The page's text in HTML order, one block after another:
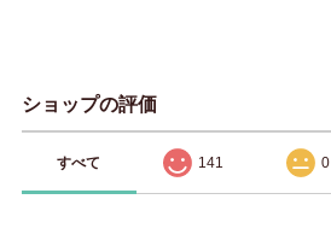
ショップの評価
すべて 141 0